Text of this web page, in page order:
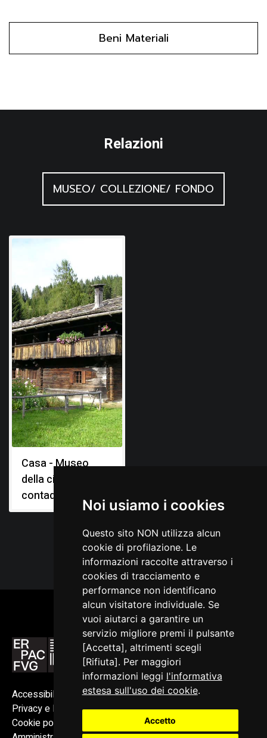
Noi usiamo i cookies
Questo sito NON utilizza alcun
cookie di profilazione. Le
informazioni raccolte attraverso i
cookies di tracciamento e
performance non identificano
alcun visitatore individuale. Se
vuoi aiutarci a garantire un
servizio migliore premi il pulsante
[Accetta], altrimenti scegli
[Rifiuta]. Per maggiori
informazioni leggi l'informativa
estesa sull'uso dei cookie.
Accetto
Beni Materiali
Relazioni
MUSEO/ COLLEZIONE/ FONDO
Casa - Museo
della civiltà
contadina
Accessibilità
Privacy e Note legali
Cookie policy